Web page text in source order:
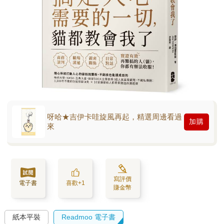
呀哈★吉伊卡哇旋風再起，精選周邊看過
來
加購
電子書 喜歡+1
寫評價
賺金幣
紙本平裝 Readmoo 電子書